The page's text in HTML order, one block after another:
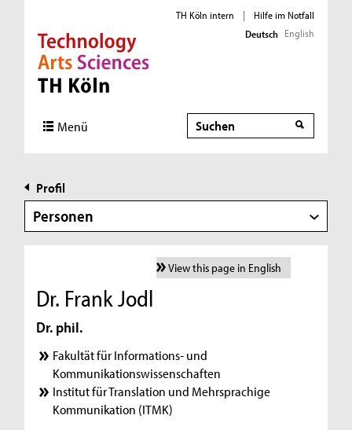
Direkt zur Hauptnavigation
Direkt zur Subnavigation
Direkt zum Inhalt
Direkt zum Fußbereich
TH Köln intern |
Hilfe im Notfall
Deutsch English
Menü Suche
Profil
Personen
View this page in English
Dr. Frank Jodl
Dr. phil.
Fakultät für Informations- und
Kommunikationswissenschaften
Institut für Translation und Mehrsprachige
Kommunikation (ITMK)